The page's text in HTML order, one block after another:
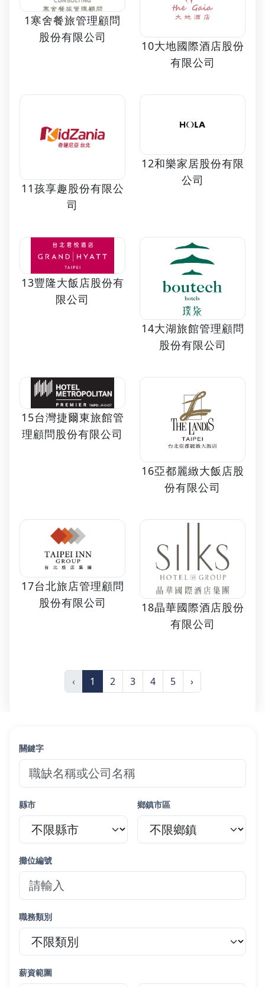
1寒舍餐旅管理顧問
股份有限公司
10大地國際酒店股份
有限公司
11孩享趣股份有限公
司
12和樂家居股份有限
公司
13豐隆大飯店股份有
限公司
14大湖旅館管理顧問
股份有限公司
15台灣捷爾東旅館管
理顧問股份有限公司
16亞都麗緻大飯店股
份有限公司
17台北旅店管理顧問
股份有限公司
18晶華國際酒店股份
有限公司
‹ 1 2 3 4 5 ›
關鍵字
縣市 鄉鎮市區
攤位編號
職務類別
薪資範圍